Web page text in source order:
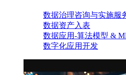
数据治理咨询与实施服
数据资产入表
数据应用-算法模型 &
数字化应用开发